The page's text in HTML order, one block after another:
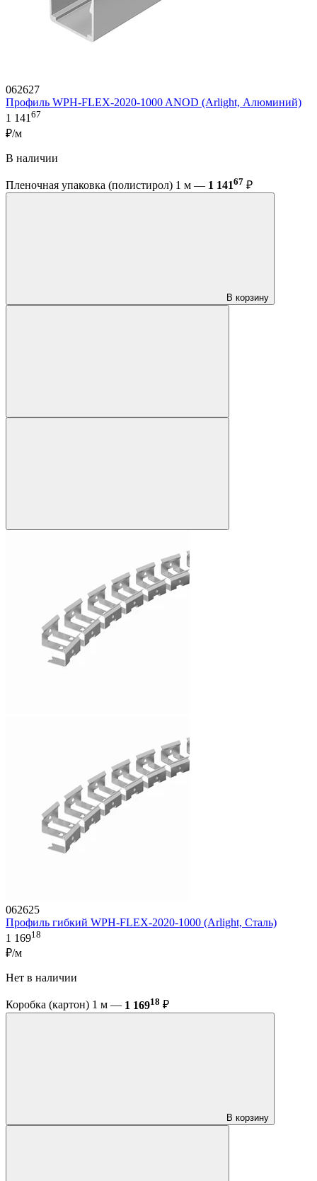
062627
Профиль WPH-FLEX-2020-1000 ANOD (Arlight, Алюминий)
1 14167
₽/м
В наличии
Пленочная упаковка (полистирол) 1 м — 1 14167 ₽
В корзину
062625
Профиль гибкий WPH-FLEX-2020-1000 (Arlight, Сталь)
1 16918
₽/м
Нет в наличии
Коробка (картон) 1 м — 1 16918 ₽
В корзину